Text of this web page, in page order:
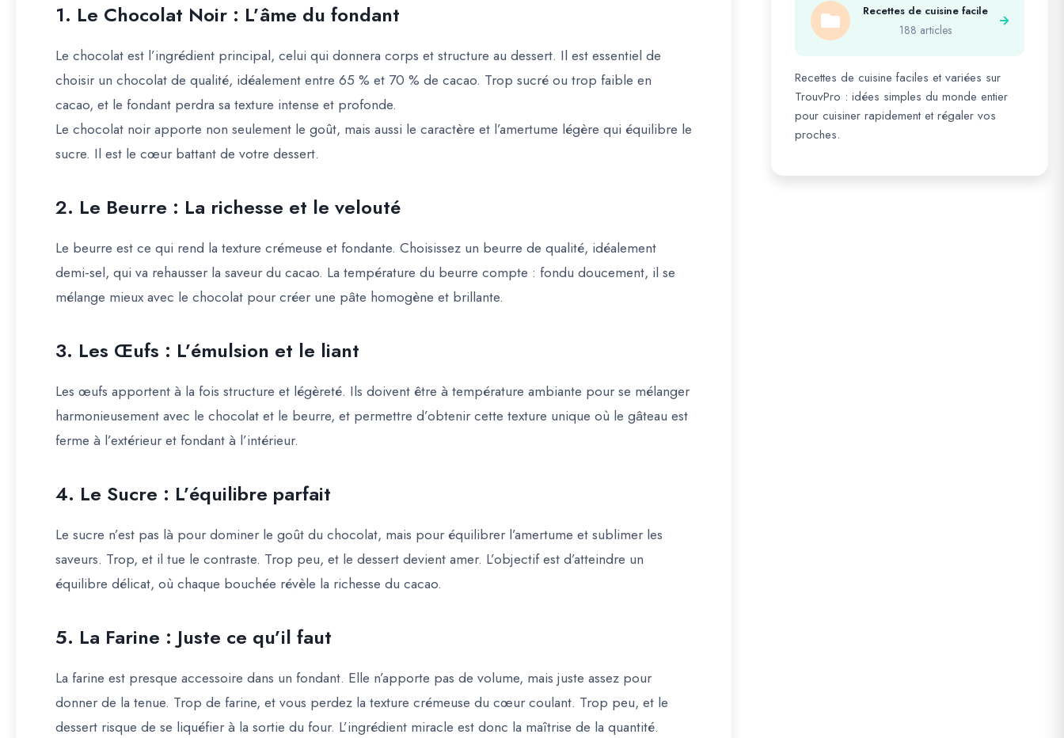
1. Le Chocolat Noir : L’âme du fondant
Le chocolat est l’ingrédient principal, celui qui donnera corps et structure au dessert. Il est essentiel de
choisir un chocolat de qualité, idéalement entre 65 % et 70 % de cacao. Trop sucré ou trop faible en
cacao, et le fondant perdra sa texture intense et profonde.
Le chocolat noir apporte non seulement le goût, mais aussi le caractère et l’amertume légère qui équilibre le
sucre. Il est le cœur battant de votre dessert.
2. Le Beurre : La richesse et le velouté
Le beurre est ce qui rend la texture crémeuse et fondante. Choisissez un beurre de qualité, idéalement
demi-sel, qui va rehausser la saveur du cacao. La température du beurre compte : fondu doucement, il se
mélange mieux avec le chocolat pour créer une pâte homogène et brillante.
3. Les Œufs : L’émulsion et le liant
Les œufs apportent à la fois structure et légèreté. Ils doivent être à température ambiante pour se mélanger
harmonieusement avec le chocolat et le beurre, et permettre d’obtenir cette texture unique où le gâteau est
ferme à l’extérieur et fondant à l’intérieur.
4. Le Sucre : L’équilibre parfait
Le sucre n’est pas là pour dominer le goût du chocolat, mais pour équilibrer l’amertume et sublimer les
saveurs. Trop, et il tue le contraste. Trop peu, et le dessert devient amer. L’objectif est d’atteindre un
équilibre délicat, où chaque bouchée révèle la richesse du cacao.
5. La Farine : Juste ce qu’il faut
La farine est presque accessoire dans un fondant. Elle n’apporte pas de volume, mais juste assez pour
donner de la tenue. Trop de farine, et vous perdez la texture crémeuse du cœur coulant. Trop peu, et le
dessert risque de se liquéfier à la sortie du four. L’ingrédient miracle est donc la maîtrise de la quantité.
Recettes de cuisine facile
188 articles
Recettes de cuisine faciles et variées sur
TrouvPro : idées simples du monde entier
pour cuisiner rapidement et régaler vos
proches.